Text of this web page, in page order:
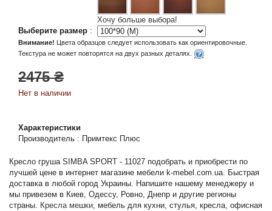
Хочу больше выбора!
Выберите размер :
Внимание! Цвета образцов следует использовать как ориентировочные.
Текстура не может повторятся на двух разных деталях.
2475 ₴
Нет в наличии
Характеристики
Производитель : Примтекс Плюс
Кресло груша SIMBA SPORT - 11027 подобрать и приобрести по
лучшей цене в интернет магазине мебели k-mebel.com.ua. Быстрая
доставка в любой город Украины. Напишите нашему менеджеру и
мы привезем в Киев, Одессу, Ровно, Днепр и другие регионы
страны. Кресла мешки, мебель для кухни, стулья, кресла, офисная